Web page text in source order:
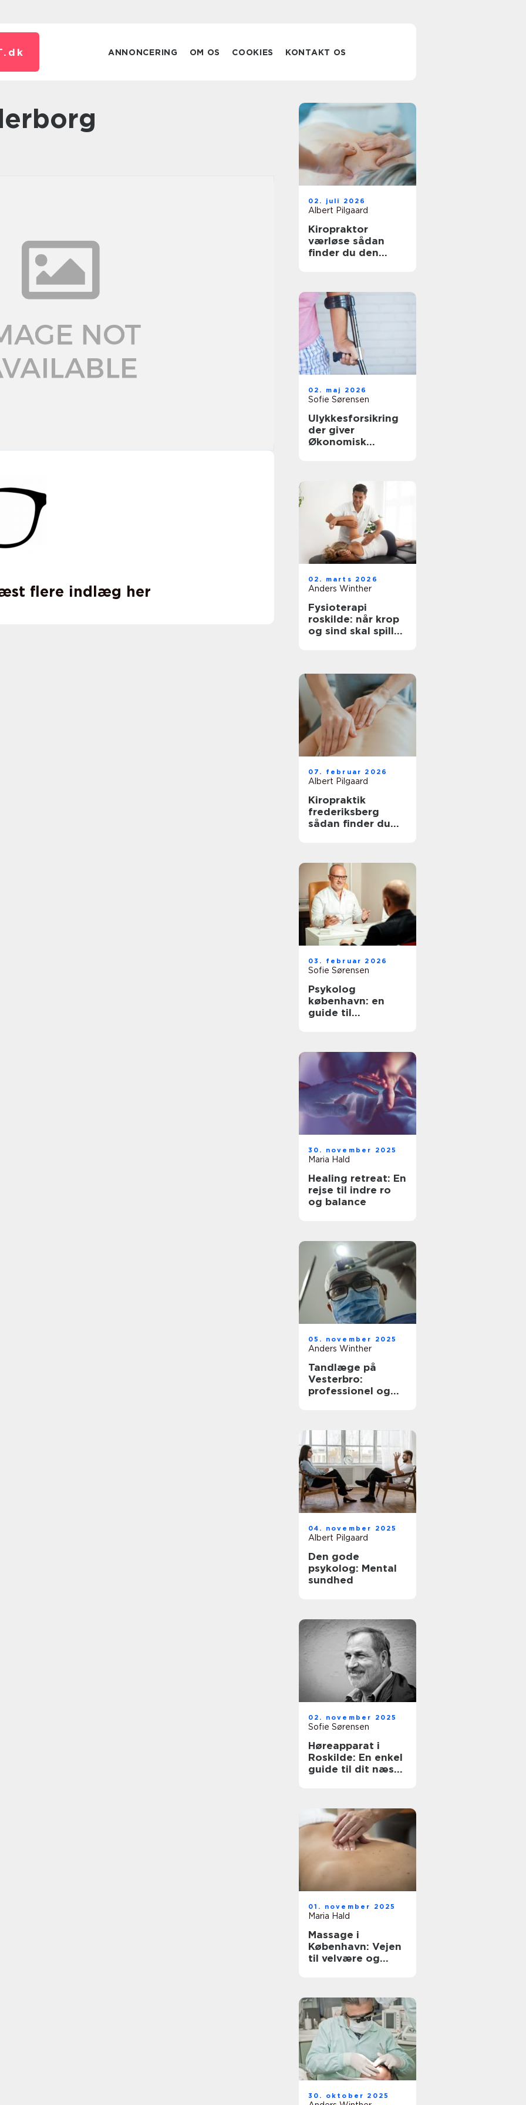
dk ANNONCERING OM OS COOKIES KONTAKT OS
flere indlæg her
02. juli 2026
Albert Pilgaard
Kiropraktor
værløse sådan
finder du den
02. maj 2026
Sofie Sørensen
Ulykkesforsikring
der giver
Økonomisk
02. marts 2026
Anders Winther
Fysioterapi
roskilde: når krop
og sind skal spille
07. februar 2026
Albert Pilgaard
Kiropraktik
frederiksberg
sådan finder du
03. februar 2026
Sofie Sørensen
Psykolog
københavn: en
guide til
30. november 2025
Maria Hald
Healing retreat: En
rejse til indre ro
og balance
05. november 2025
Anders Winther
Tandlæge på
Vesterbro:
professionel og
04. november 2025
Albert Pilgaard
Den gode
psykolog: Mental
sundhed
02. november 2025
Sofie Sørensen
Høreapparat i
Roskilde: En enkel
guide til dit næste
01. november 2025
Maria Hald
Massage i
København: Vejen
til velvære og
30. oktober 2025